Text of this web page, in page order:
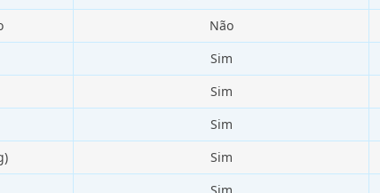
Não
Sim
Sim
Sim
Sim